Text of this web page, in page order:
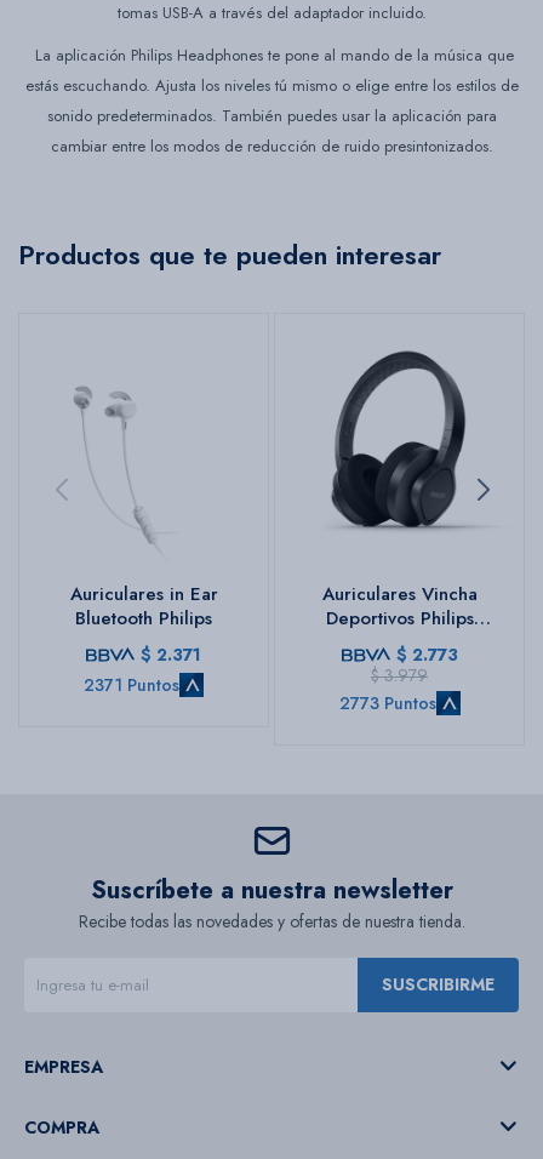
tomas USB-A a través del adaptador incluido.
La aplicación Philips Headphones te pone al mando de la música que
estás escuchando. Ajusta los niveles tú mismo o elige entre los estilos de
sonido predeterminados. También puedes usar la aplicación para
cambiar entre los modos de reducción de ruido presintonizados.
Productos que te pueden interesar
Auriculares in Ear
Bluetooth Philips
$ 2.371
2371 Puntos
Auriculares Vincha
Deportivos Philips
Blouetooth
$ 2.773
$ 3.979
2773 Puntos
Suscríbete a nuestra newsletter
Recibe todas las novedades y ofertas de nuestra tienda.
SUSCRIBIRME
EMPRESA
COMPRA